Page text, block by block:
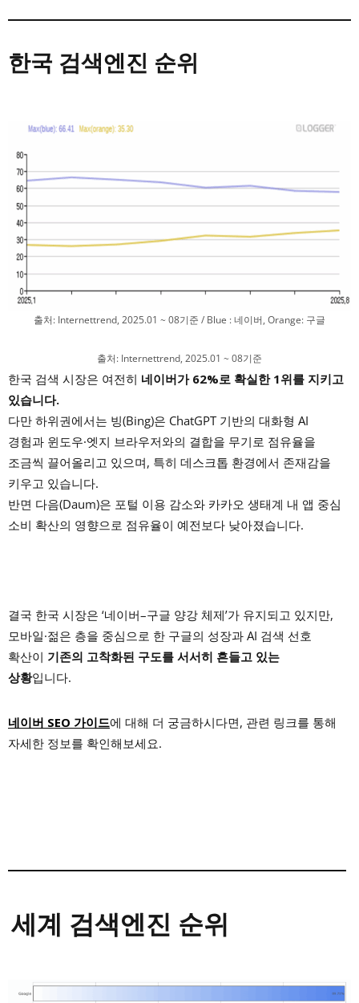
한국 검색엔진 순위
출처: Internettrend, 2025.01 ~ 08기준 / Blue : 네이버, Orange: 구글
출처: Internettrend, 2025.01 ~ 08기준
한국 검색 시장은 여전히 네이버가 62%로 확실한 1위를 지키고
있습니다.
다만 하위권에서는 빙(Bing)은 ChatGPT 기반의 대화형 AI
경험과 윈도우·엣지 브라우저와의 결합을 무기로 점유율을
조금씩 끌어올리고 있으며, 특히 데스크톱 환경에서 존재감을
키우고 있습니다.
반면 다음(Daum)은 포털 이용 감소와 카카오 생태계 내 앱 중심
소비 확산의 영향으로 점유율이 예전보다 낮아졌습니다.
결국 한국 시장은 ‘네이버–구글 양강 체제’가 유지되고 있지만,
모바일·젊은 층을 중심으로 한 구글의 성장과 AI 검색 선호
확산이 기존의 고착화된 구도를 서서히 흔들고 있는
상황입니다.
네이버 SEO 가이드에 대해 더 궁금하시다면, 관련 링크를 통해
자세한 정보를 확인해보세요.
세계 검색엔진 순위